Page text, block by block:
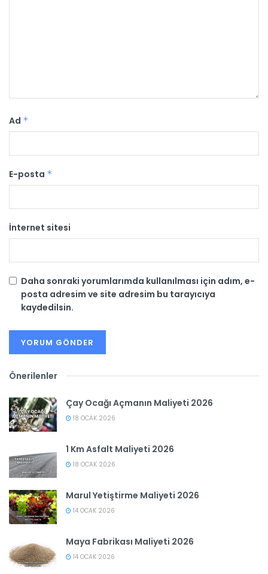
Ad *
E-posta *
İnternet sitesi
Daha sonraki yorumlarımda kullanılması için adım, e-
posta adresim ve site adresim bu tarayıcıya
kaydedilsin.
Önerilenler
Çay Ocağı Açmanın Maliyeti 2026
18 OCAK 2026
1 Km Asfalt Maliyeti 2026
18 OCAK 2026
Marul Yetiştirme Maliyeti 2026
14 OCAK 2026
Maya Fabrikası Maliyeti 2026
14 OCAK 2026